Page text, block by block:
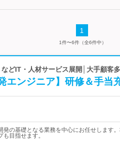
1
1件〜6件（全6件中）
どIT・人材サービス展開│大手顧客
エンジニア】研修＆手当
発の基礎となる業務を中心にお任せします
目指せます。